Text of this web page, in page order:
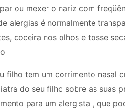
ou mexer o nariz com
alergias é normalmente
coceira nos olhos e tosse
filho tem um corrimento nasal
do seu filho sobre as suas
para um alergista , que